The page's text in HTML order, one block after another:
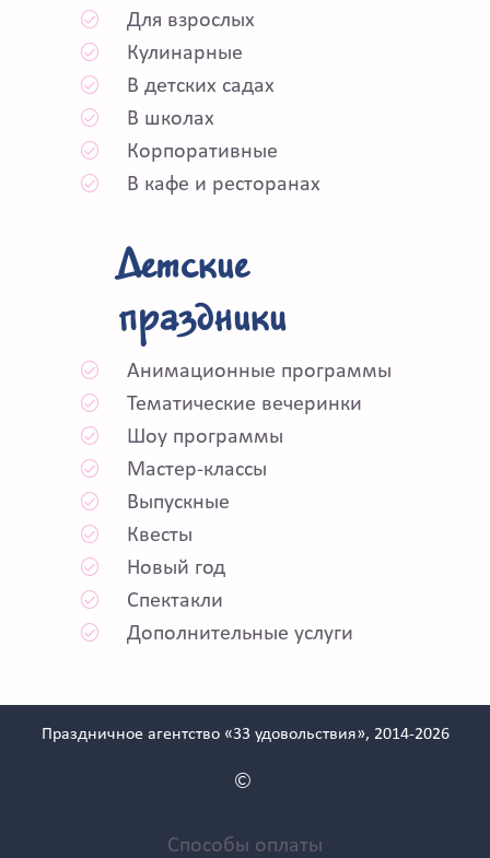
Детские
праздники
Анимационные программы
Тематические вечеринки
Шоу программы
Мастер-классы
Выпускные
Квесты
Новый год
Спектакли
Дополнительные услуги
Для взрослых
Кулинарные
В детских садах
В школах
Корпоративные
В кафе и ресторанах
Праздничное агентство «33 удовольствия», 2014-2026
Способы оплаты